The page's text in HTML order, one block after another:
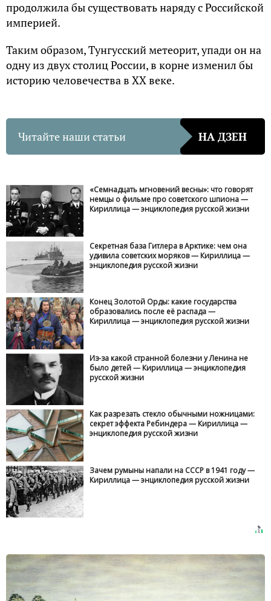
продолжила бы существовать наряду с Российской
империей.
Таким образом, Тунгусский метеорит, упади он на
одну из двух столиц России, в корне изменил бы
историю человечества в ХХ веке.
Читайте наши статьи НА ДЗЕН
«Семнадцать мгновений весны»: что говорят
немцы о фильме про советского шпиона —
Кириллица — энциклопедия русской жизни
Секретная база Гитлера в Арктике: чем она
удивила советских моряков — Кириллица —
энциклопедия русской жизни
Конец Золотой Орды: какие государства
образовались после её распада —
Кириллица — энциклопедия русской жизни
Из-за какой странной болезни у Ленина не
было детей — Кириллица — энциклопедия
русской жизни
Как разрезать стекло обычными ножницами:
секрет эффекта Ребиндера — Кириллица —
энциклопедия русской жизни
Зачем румыны напали на СССР в 1941 году —
Кириллица — энциклопедия русской жизни